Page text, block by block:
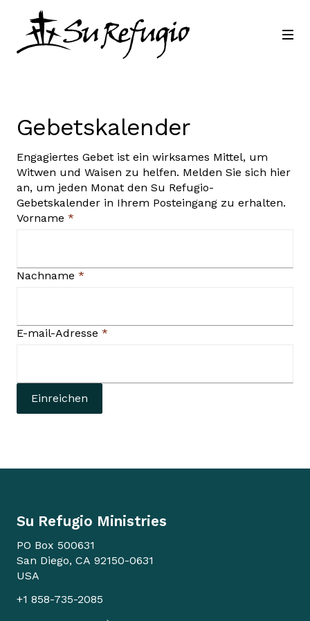
Schließ dich uns an
Sprache
Gebetskalender
Engagiertes Gebet ist ein wirksames Mittel, um
Witwen und Waisen zu helfen. Melden Sie sich hier
an, um jeden Monat den Su Refugio-
Gebetskalender in Ihrem Posteingang zu erhalten.
Vorname *
Nachname *
E-mail-Adresse *
Su Refugio Ministries
PO Box 500631
San Diego, CA 92150-0631
USA
+1 858-735-2085